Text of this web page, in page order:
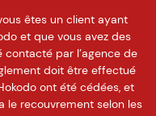
êtes un client ayant
et que vous avez des
contacté par l’agence de
doit être effectué
ont été cédées, et
le recouvrement selon les